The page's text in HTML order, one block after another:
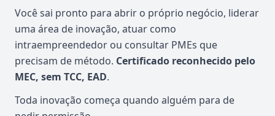
Você sai pronto para abrir o próprio negócio, liderar
uma área de inovação, atuar como
intraempreendedor ou consultar PMEs que
precisam de método. Certificado reconhecido pelo
MEC, sem TCC, EAD.
Toda inovação começa quando alguém para de